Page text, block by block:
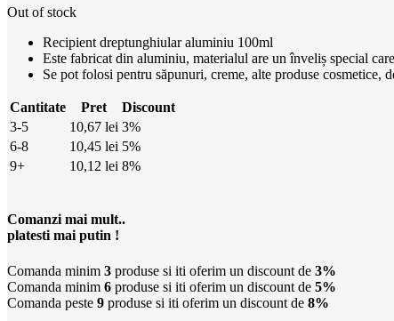
Out of stock
Recipient dreptunghiular aluminiu 100ml
Este fabricat din aluminiu, materialul are un înveliș special
Se pot folosi pentru săpunuri, creme, alte produse cosmetice,
Cantitate Pret
Discount
3-5
10,67 lei 3%
6-8
10,45 lei 5%
9+
10,12 lei 8%
Comanzi mai mult..
platesti mai putin !
Comanda minim 3 produse si iti oferim un discount de 3%
Comanda minim 6 produse si iti oferim un discount de 5%
Comanda peste 9 produse si iti oferim un discount de 8%